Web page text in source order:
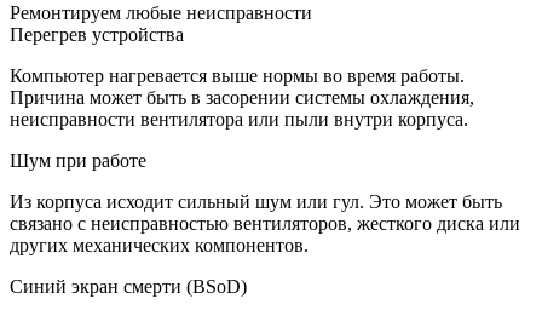
Ремонтируем любые неисправности
Перегрев устройства
Компьютер нагревается выше нормы во время работы.
Причина может быть в засорении системы охлаждения,
неисправности вентилятора или пыли внутри корпуса.
Шум при работе
Из корпуса исходит сильный шум или гул. Это может быть
связано с неисправностью вентиляторов, жесткого диска или
других механических компонентов.
Синий экран смерти (BSoD)